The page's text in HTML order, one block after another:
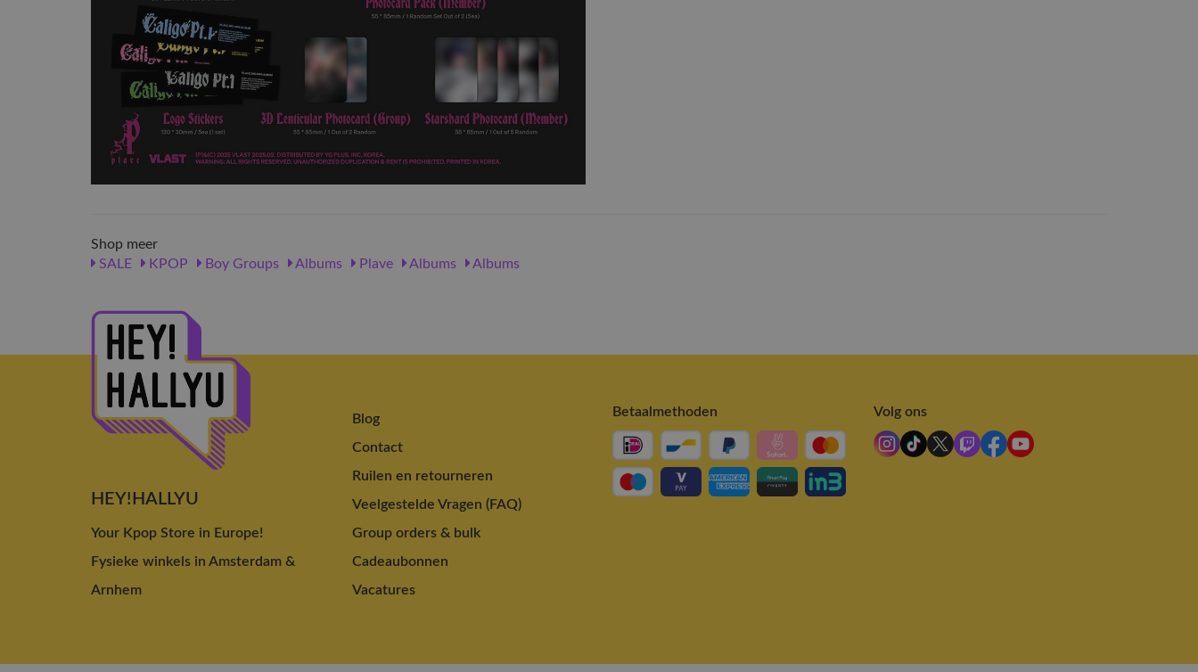
Shop meer
SALE
KPOP Boy Groups Albums Plave Albums Albums
HEY!HALLYU
Your Kpop Store in Europe!
Fysieke winkels in Amsterdam &
Arnhem
Blog
Contact
Ruilen en retourneren
Veelgestelde Vragen (FAQ)
Group orders & bulk
Cadeaubonnen
Vacatures
Betaalmethoden Volg ons